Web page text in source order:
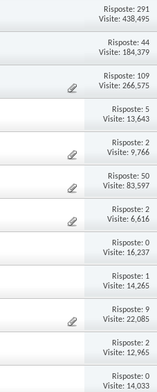
Risposte: 291
Visite: 438,495
Risposte: 44
Visite: 184,379
Risposte: 109
Visite: 266,575
Risposte: 5
Visite: 13,643
Risposte: 2
Visite: 9,766
Risposte: 50
Visite: 83,597
Risposte: 2
Visite: 6,616
Risposte: 0
Visite: 16,237
Risposte: 1
Visite: 14,265
Risposte: 9
Visite: 22,085
Risposte: 2
Visite: 12,965
Risposte: 0
Visite: 14,033